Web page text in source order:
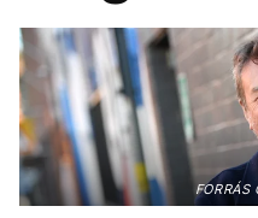
KÖZÉLET
ÉLETMÓD
BESZÉLGETÉSEK
VIDEÓ
GASZTRO